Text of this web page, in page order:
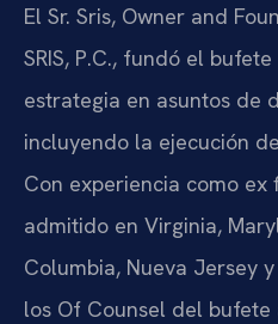
El Sr. Sris, Owner and
SRIS, P.C., fundó el
estrategia en asuntos de
incluyendo la ejecución
Con experiencia como ex
admitido en Virginia,
Columbia, Nueva Jersey
los Of Counsel del